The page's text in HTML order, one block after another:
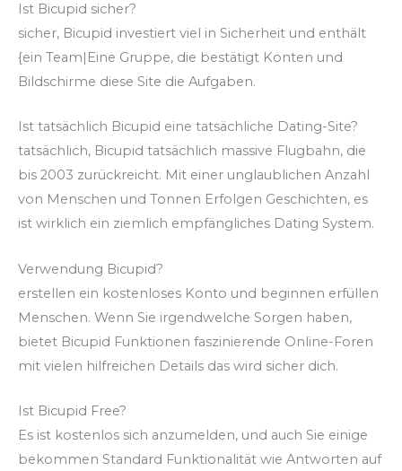
Ist Bicupid sicher?
sicher, Bicupid investiert viel in Sicherheit und enthält
{ein Team|Eine Gruppe, die bestätigt Konten und
Bildschirme diese Site die Aufgaben.
Ist tatsächlich Bicupid eine tatsächliche Dating-Site?
tatsächlich, Bicupid tatsächlich massive Flugbahn, die
bis 2003 zurückreicht. Mit einer unglaublichen Anzahl
von Menschen und Tonnen Erfolgen Geschichten, es
ist wirklich ein ziemlich empfängliches Dating System.
Verwendung Bicupid?
erstellen ein kostenloses Konto und beginnen erfüllen
Menschen. Wenn Sie irgendwelche Sorgen haben,
bietet Bicupid Funktionen faszinierende Online-Foren
mit vielen hilfreichen Details das wird sicher dich.
Ist Bicupid Free?
Es ist kostenlos sich anzumelden, und auch Sie einige
bekommen Standard Funktionalität wie Antworten auf